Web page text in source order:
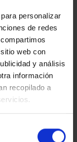
personalizar
de redes
web con
y análisis
información
recopilado a